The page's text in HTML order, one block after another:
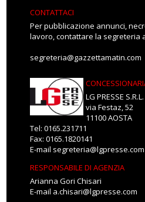
CONTATTACI
Per pubblicazione annunci,
lavoro, contattare la segreteria
segreteria@gazzettamatin.com
LG PRESSE S.R.L.
via Festaz, 52
11100 AOSTA
Tel: 0165.231711
Fax: 0165.1820141
E-mail segreteria@lgpresse.com
RESPONSABILE DI AGENZIA
Arianna Gori Chisari
E-mail a.chisari@lgpresse.com